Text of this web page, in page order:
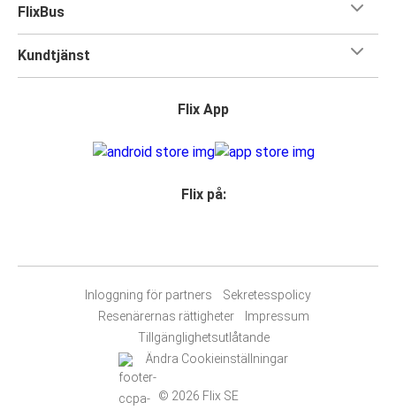
FlixBus
Kundtjänst
Flix App
Flix på:
Inloggning för partners
Sekretesspolicy
Resenärernas rättigheter
Impressum
Tillgänglighetsutlåtande
Ändra Cookieinställningar
© 2026 Flix SE